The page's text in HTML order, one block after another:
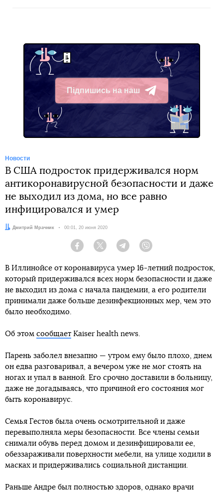
Підпишись на наш
Telegram
Новости
В США подросток придерживался норм
антикоронавирусной безопасности и даже
не выходил из дома, но все равно
инфицировался и умер
Автор:
Дмитрий Мрачник Дата:
00:01, 20 июня 2020
Facebook Twitter Telegram
В Иллинойсе от коронавируса умер 16-летний подросток,
который придерживался всех норм безопасности и даже
не выходил из дома с начала пандемии, а его родители
принимали даже больше дезинфекционных мер, чем это
было необходимо.
Об этом сообщает Kaiser health news.
Парень заболел внезапно — утром ему было плохо, днем
он едва разговаривал, а вечером уже не мог стоять на
ногах и упал в ванной. Его срочно доставили в больницу,
даже не догадываясь, что причиной его состояния мог
быть коронавирус.
Семья Гестов была очень осмотрительной и даже
перевыполняла меры безопасности. Все члены семьи
снимали обувь перед домом и дезинфицировали ее,
обеззараживали поверхности мебели, на улице ходили в
масках и придерживались социальной дистанции.
Раньше Андре был полностью здоров, однако врачи